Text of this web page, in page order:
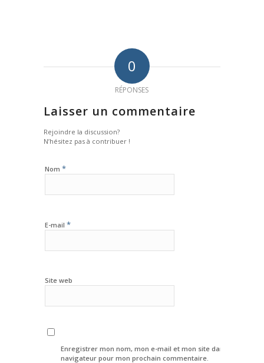
0
RÉPONSES
Laisser un commentaire
Rejoindre la discussion?
N’hésitez pas à contribuer !
Nom *
E-mail *
Site web
Enregistrer mon nom, mon e-mail et mon site dans le
navigateur pour mon prochain commentaire.